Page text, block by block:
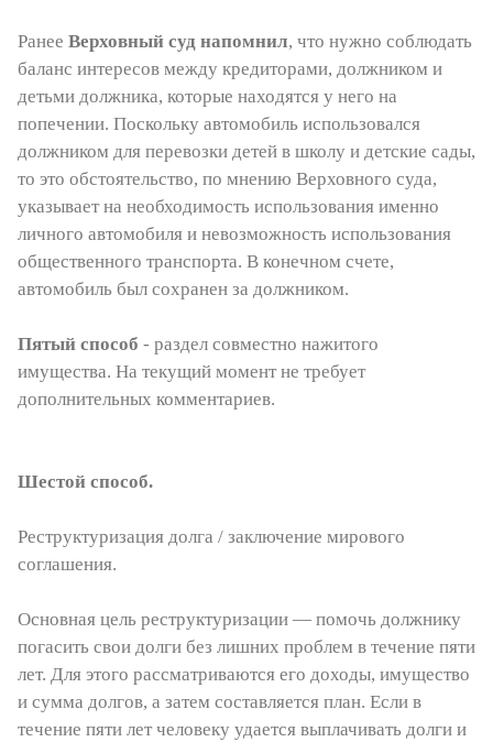
Ранее Верховный суд напомнил, что нужно соблюдать
баланс интересов между кредиторами, должником и
детьми должника, которые находятся у него на
попечении. Поскольку автомобиль использовался
должником для перевозки детей в школу и детские сады,
то это обстоятельство, по мнению Верховного суда,
указывает на необходимость использования именно
личного автомобиля и невозможность использования
общественного транспорта. В конечном счете,
автомобиль был сохранен за должником.
Пятый способ - раздел совместно нажитого
имущества. На текущий момент не требует
дополнительных комментариев.
Шестой способ.
Реструктуризация долга / заключение мирового
соглашения.
Основная цель реструктуризации — помочь должнику
погасить свои долги без лишних проблем в течение пяти
лет. Для этого рассматриваются его доходы, имущество
и сумма долгов, а затем составляется план. Если в
течение пяти лет человеку удается выплачивать долги и